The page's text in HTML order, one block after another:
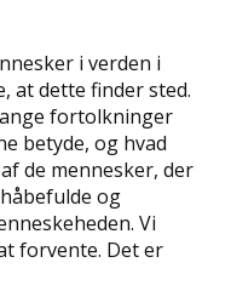
i verden i
at dette finder sted.
fortolkninger
betyde, og hvad
de mennesker, der
og
Vi
forvente. Det er